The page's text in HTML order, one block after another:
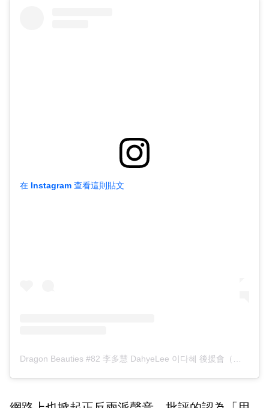
在 Instagram 查看這則貼文
Dragon Beauties #82 李多慧 DahyeLee 이다혜 後援會（@dragonbeautiesdahyelee）分享的貼文